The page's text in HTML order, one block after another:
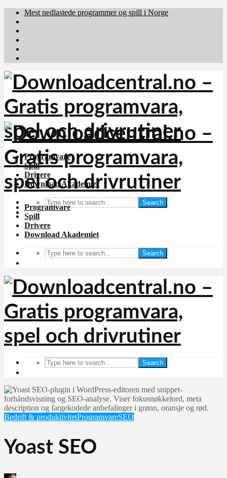
Mest nedlastede programmer og spill i Norge
Programvare
Spill
Drivere
Download Akademiet
Search
Programvare
Spill
Drivere
Download Akademiet
Search
Search
Bedrift & produktivitetProgramvareSEO
Yoast SEO